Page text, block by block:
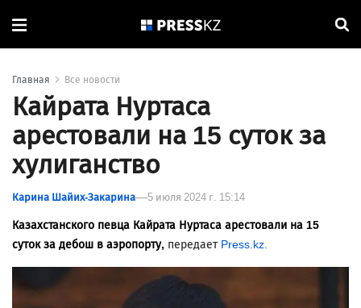
Главная Все новости
Кайрата Нуртаса
арестовали на 15 суток за
хулиганство
Карина Шайих-Закарина 5 июля 2024 г. 15:14
Казахстанского певца Кайрата Нуртаса арестовали на 15
суток за дебош в аэропорту, передает Press.kz.